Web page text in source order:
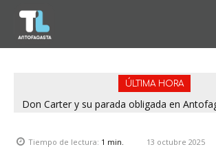
ÚLTIMA HORA
Don Carter y su parada obligada en
Tiempo de lectura: 1 min. 13 octubre 2025